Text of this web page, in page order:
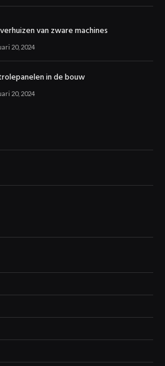
van zware machines
20, 2024
in de bouw
20, 2024